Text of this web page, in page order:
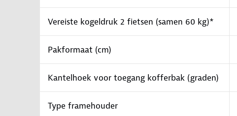
Vereiste kogeldruk 2 fietsen (samen 60 kg)*
Pakformaat (cm)
Kantelhoek voor toegang kofferbak (graden)
Type framehouder